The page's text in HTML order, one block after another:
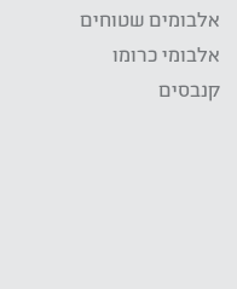
אלבומים שטוחים
אלבומי כרומו
קנבסים